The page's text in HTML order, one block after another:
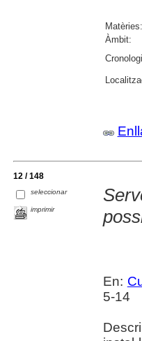
Matèries:
Àmbit:
12 / 148
seleccionar
imprimir
En:
5-14